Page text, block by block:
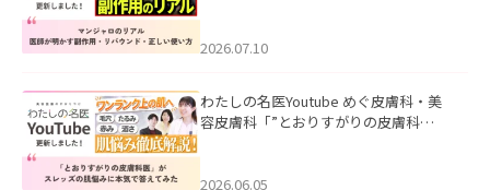
た。
2026.07.10
わたしの名医Youtube めぐ皮膚科・美
容皮膚科「”とおりすがりの皮膚科
2026.06.05